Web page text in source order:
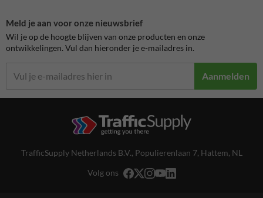
Meld je aan voor onze nieuwsbrief
Wil je op de hoogte blijven van onze producten en onze
ontwikkelingen. Vul dan hieronder je e-mailadres in.
Aanmelden
TrafficSupply Netherlands B.V., Populierenlaan 7, Hattem, NL
Volg ons